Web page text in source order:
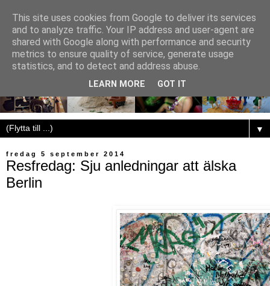
▼
fredag 5 september 2014
Resfredag: Sju anledningar att älska
Berlin
This site uses cookies from Google to deliver its services
and to analyze traffic. Your IP address and user-agent are
shared with Google along with performance and security
metrics to ensure quality of service, generate usage
statistics, and to detect and address abuse.
LEARN MORE GOT IT